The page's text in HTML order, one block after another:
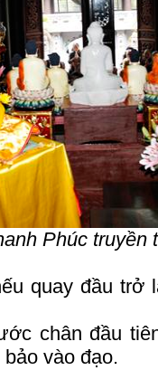
Phúc truyền
quay đầu trở
chân đầu
vào đạo.